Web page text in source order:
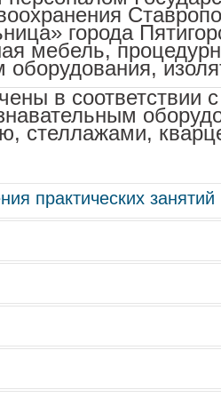
города
мебель,
в соответствии с
стеллажами,
практических занятий
Весь книжный фонд
по разделам:
«Игроваязадач
для:
являются важным